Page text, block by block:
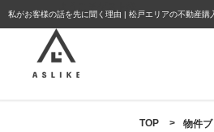
私がお客様の話を先に聞く理由 | 松戸エリアの不動産購
TOP > 物件